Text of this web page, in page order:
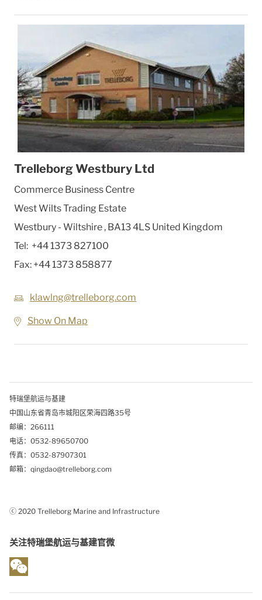
Trelleborg Westbury Ltd
Commerce Business Centre
West Wilts Trading Estate
Westbury - Wiltshire , BA13 4LS United Kingdom
Tel: +44 1373 827100
Fax: +44 1373 858877
klawlng@trelleborg.com
Show On Map
特瑞堡航运与基建
中国山东省青岛市城阳区荣海四路35号
邮编：266111
电话：0532-89650700
传真：0532-87907301
邮箱：qingdao@trelleborg.com
ⓒ 2020 Trelleborg Marine and Infrastructure
关注特瑞堡航运与基建官微